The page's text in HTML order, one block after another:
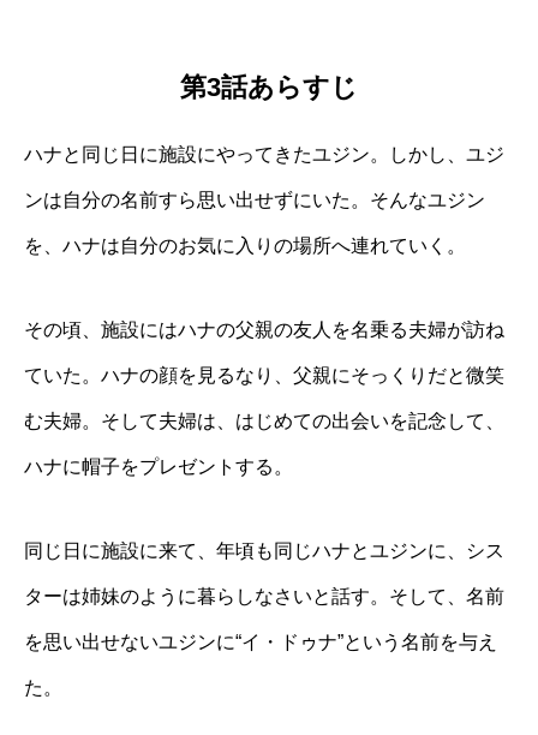
第3話あらすじ
ハナと同じ日に施設にやってきたユジン。しかし、ユジ
ンは自分の名前すら思い出せずにいた。そんなユジン
を、ハナは自分のお気に入りの場所へ連れていく。
その頃、施設にはハナの父親の友人を名乗る夫婦が訪ね
ていた。ハナの顔を見るなり、父親にそっくりだと微笑
む夫婦。そして夫婦は、はじめての出会いを記念して、
ハナに帽子をプレゼントする。
同じ日に施設に来て、年頃も同じハナとユジンに、シス
ターは姉妹のように暮らしなさいと話す。そして、名前
を思い出せないユジンに“イ・ドゥナ”という名前を与え
た。